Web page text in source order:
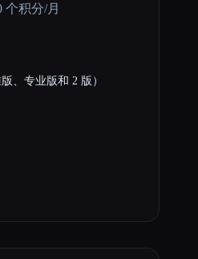
个积分/月
、专业版和 2 版）